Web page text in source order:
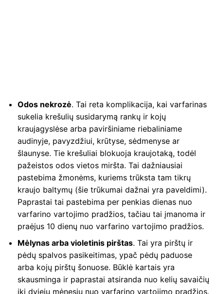
Odos nekrozė. Tai reta komplikacija, kai varfarinas
sukelia krešulių susidarymą rankų ir kojų
kraujagyslėse arba paviršiniame riebaliniame
audinyje, pavyzdžiui, krūtyse, sėdmenyse ar
šlaunyse. Tie krešuliai blokuoja kraujotaką, todėl
pažeistos odos vietos miršta. Tai dažniausiai
pastebima žmonėms, kuriems trūksta tam tikrų
kraujo baltymų (šie trūkumai dažnai yra paveldimi).
Paprastai tai pastebima per penkias dienas nuo
varfarino vartojimo pradžios, tačiau tai įmanoma ir
praėjus 10 dienų nuo varfarino vartojimo pradžios.
Mėlynas arba violetinis pirštas. Tai yra pirštų ir
pėdų spalvos pasikeitimas, ypač pėdų paduose
arba kojų pirštų šonuose. Būklė kartais yra
skausminga ir paprastai atsiranda nuo kelių savaičių
iki dviejų mėnesių nuo varfarino vartojimo pradžios.